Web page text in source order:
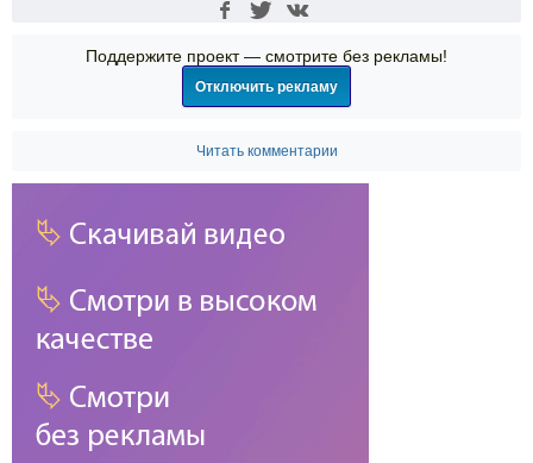
Поддержите проект — смотрите без рекламы!
Отключить рекламу
Читать комментарии